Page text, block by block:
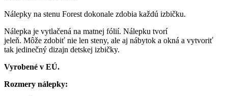
Nálepky na stenu Forest dokonale zdobia každú izbičku.
Nálepka je vytlačená na matnej fólií. Nálepku tvorí
jeleň. Môže zdobiť nie len steny, ale aj nábytok a okná a vytvoriť
tak jedinečný dizajn detskej izbičky.
Vyrobené v EÚ.
Rozmery nálepky: